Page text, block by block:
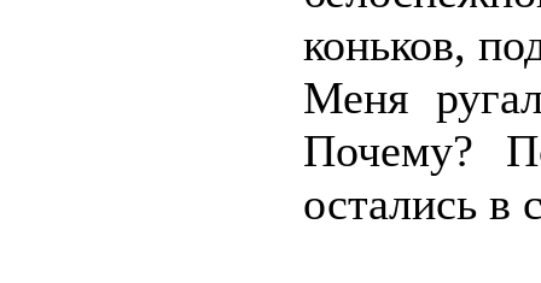
коньков,
Меня
Почему?
остались в